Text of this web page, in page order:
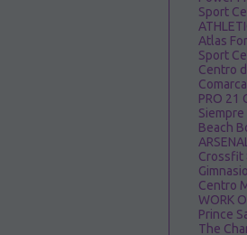
Sport
Atlas
Sport
Centro
PRO 21
Beach
Crossfit
Centro
WORK
Prince
The